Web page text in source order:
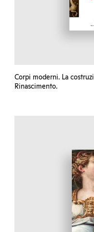
Corpi moderni. La
Rinascimento.